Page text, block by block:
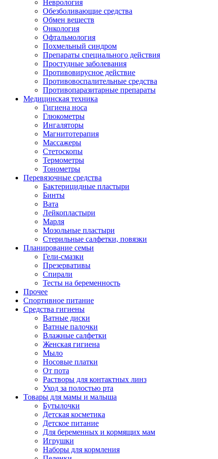
Неврология
Обезболивающие средства
Обмен веществ
Онкология
Офтальмология
Похмельный синдром
Препараты специального действия
Простудные заболевания
Противовирусное действие
Противовоспалительные средства
Противопаразитарные препараты
Медицинская техника
Гигиена носа
Глюкометры
Ингаляторы
Магнитотерапия
Массажеры
Стетоскопы
Термометры
Тонометры
Перевязочные средства
Бактерицидные пластыри
Бинты
Вата
Лейкопластыри
Марля
Мозольные пластыри
Стерильные салфетки, повязки
Планирование семьи
Гели-смазки
Презервативы
Спирали
Тесты на беременность
Прочее
Спортивное питание
Средства гигиены
Ватные диски
Ватные палочки
Влажные салфетки
Женская гигиена
Мыло
Носовые платки
От пота
Растворы для контактных линз
Уход за полостью рта
Товары для мамы и малыша
Бутылочки
Детская косметика
Детское питание
Для беременных и кормящих мам
Игрушки
Наборы для кормления